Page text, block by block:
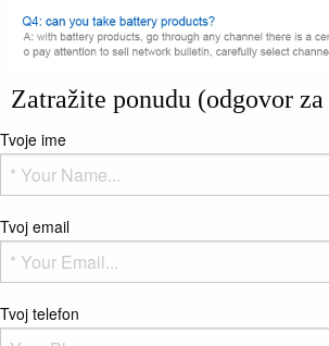
Zatražite ponudu (odgovor za
Tvoje ime
Tvoj email
Tvoj telefon